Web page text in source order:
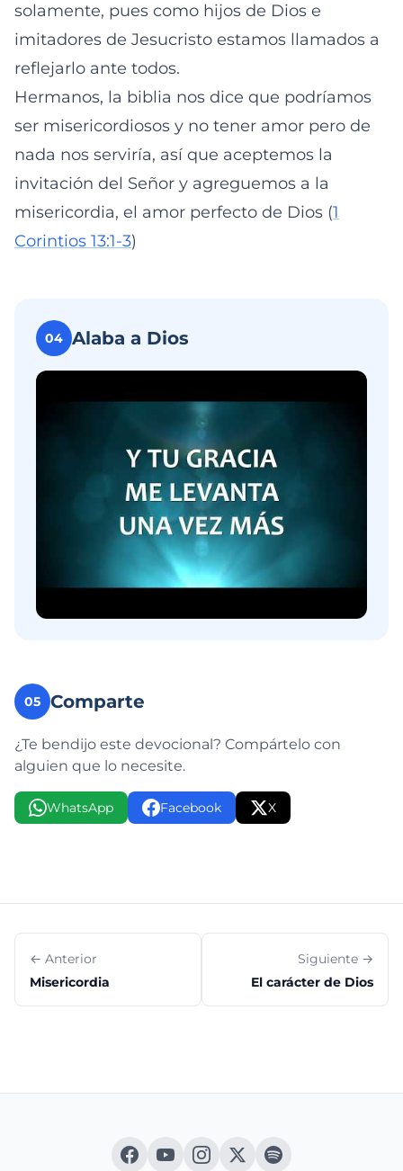
solamente, pues como hijos de Dios e
imitadores de Jesucristo estamos llamados a
reflejarlo ante todos.
Hermanos, la biblia nos dice que podríamos
ser misericordiosos y no tener amor pero de
nada nos serviría, así que aceptemos la
invitación del Señor y agreguemos a la
misericordia, el amor perfecto de Dios (1
Corintios 13:1-3)
04 Alaba a Dios
05 Comparte
¿Te bendijo este devocional? Compártelo con
alguien que lo necesite.
WhatsApp Facebook X
← Anterior
Misericordia
Siguiente →
El carácter de Dios